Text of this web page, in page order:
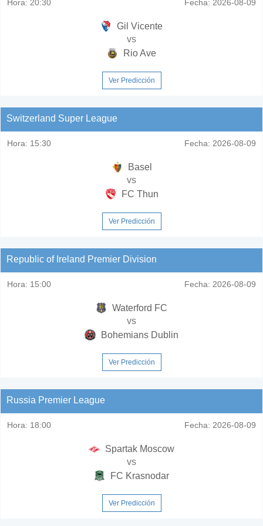
Hora: 20:30 Fecha: 2026-08-09
Gil Vicente
vs
Rio Ave
Ver Predicción
Switzerland Super League
Hora: 15:30 Fecha: 2026-08-09
Basel
vs
FC Thun
Ver Predicción
Republic of Ireland Premier Division
Hora: 15:00 Fecha: 2026-08-09
Waterford FC
vs
Bohemians Dublin
Ver Predicción
Russia Premier League
Hora: 18:00 Fecha: 2026-08-09
Spartak Moscow
vs
FC Krasnodar
Ver Predicción